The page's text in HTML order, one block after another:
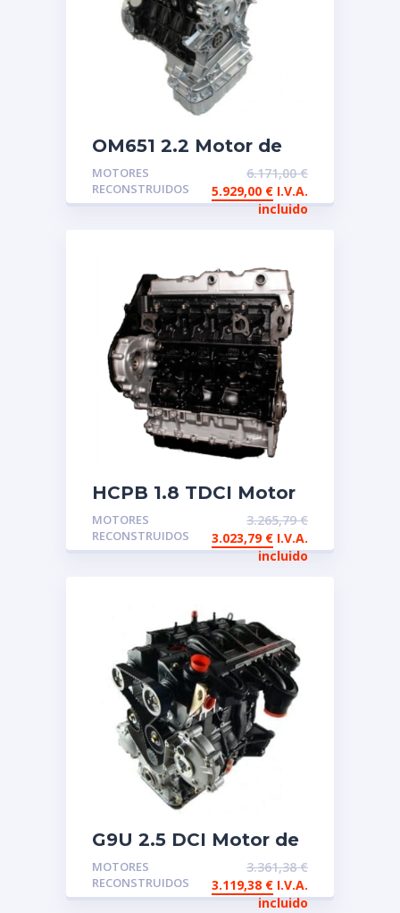
OM651 2.2 Motor de
intercambio
reconstruido
Mercedes
MOTORES
RECONSTRUIDOS
6.171,00€
5.929,00 € I.V.A.
incluido
HCPB 1.8 TDCI Motor
de intercambio
reconstruido FORD
MOTORES
RECONSTRUIDOS
3.265,79€
3.023,79 € I.V.A.
incluido
G9U 2.5 DCI Motor de
intercambio
reconstruido Renault /
Opel
MOTORES
RECONSTRUIDOS
3.361,38€
3.119,38 € I.V.A.
incluido